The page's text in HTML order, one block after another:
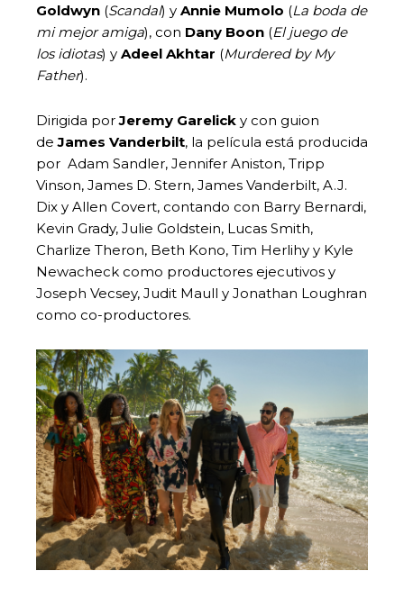
Goldwyn (Scandal) y Annie Mumolo (La boda de
mi mejor amiga), con Dany Boon (El juego de
los idiotas) y Adeel Akhtar (Murdered by My
Father).
Dirigida porJeremy Garelick y con guion
deJames Vanderbilt, la película está producida
por Adam Sandler, Jennifer Aniston, Tripp
Vinson, James D. Stern, James Vanderbilt, A.J.
Dix y Allen Covert, contando con Barry Bernardi,
Kevin Grady, Julie Goldstein, Lucas Smith,
Charlize Theron, Beth Kono, Tim Herlihy y Kyle
Newacheck como productores ejecutivos y
Joseph Vecsey, Judit Maull y Jonathan Loughran
como co-productores.